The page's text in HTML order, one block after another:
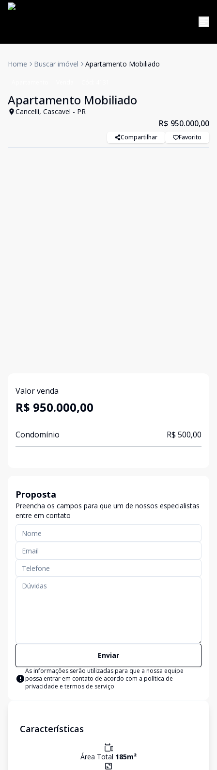
Home Buscar imóvel Apartamento Mobiliado
Apartamento Mobiliado
Cancelli, Cascavel - PR
R$ 950.000,00
Compartilhar Favorito
Valor venda
R$ 950.000,00
Condomínio R$ 500,00
Proposta
Preencha os campos para que um de nossos especialistas
entre em contato
Enviar
As informações serão utilizadas para que a nossa equipe
possa entrar em contato de acordo com a política de
privacidade e termos de serviço
Características
Área Total 185m²